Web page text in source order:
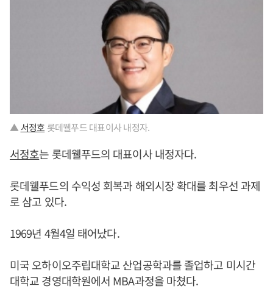
▲ 서정호 롯데웰푸드 대표이사 내정자.
서정호는 롯데웰푸드의 대표이사 내정자다.
롯데웰푸드의 수익성 회복과 해외시장 확대를 최우선 과제
로 삼고 있다.
1969년 4월4일 태어났다.
미국 오하이오주립대학교 산업공학과를 졸업하고 미시간
대학교 경영대학원에서 MBA과정을 마쳤다.